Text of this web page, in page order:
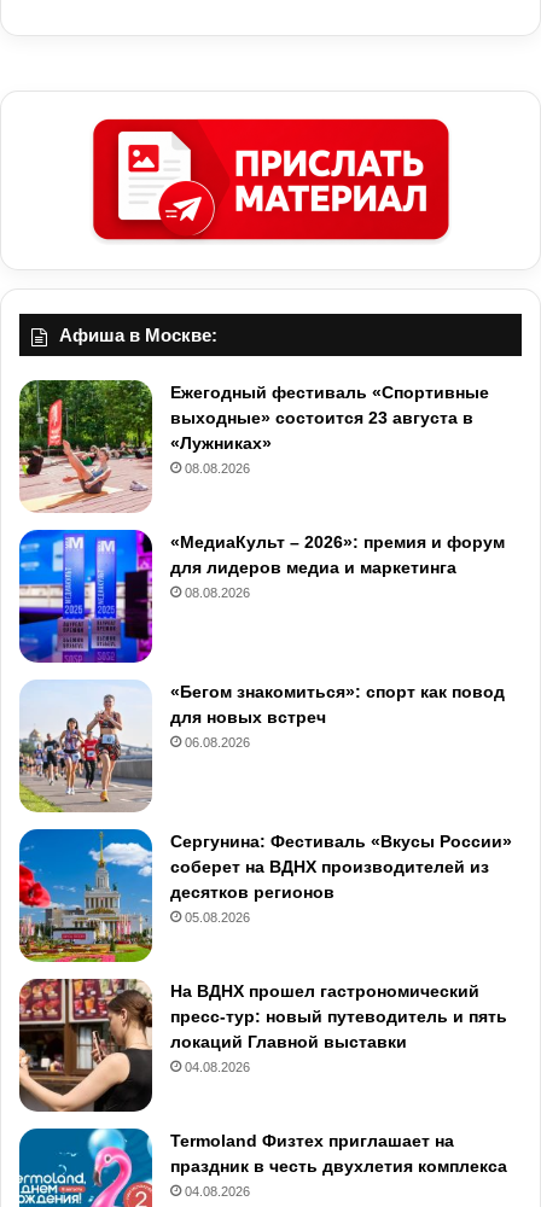
Афиша в Москве:
Ежегодный фестиваль «Спортивные
выходные» состоится 23 августа в
«Лужниках»
08.08.2026
«МедиаКульт – 2026»: премия и форум
для лидеров медиа и маркетинга
08.08.2026
«Бегом знакомиться»: спорт как повод
для новых встреч
06.08.2026
Сергунина: Фестиваль «Вкусы России»
соберет на ВДНХ производителей из
десятков регионов
05.08.2026
На ВДНХ прошел гастрономический
пресс-тур: новый путеводитель и пять
локаций Главной выставки
04.08.2026
Termoland Физтех приглашает на
праздник в честь двухлетия комплекса
04.08.2026